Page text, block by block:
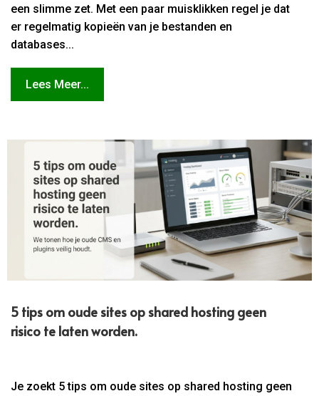
een slimme zet. Met een paar muisklikken regel je dat
er regelmatig kopieën van je bestanden en
databases...
Lees Meer...
5 tips om oude sites op shared hosting geen
risico te laten worden.
Je zoekt 5 tips om oude sites op shared hosting geen